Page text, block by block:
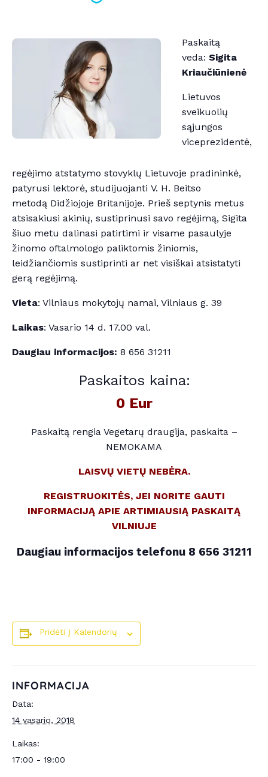
Paskaitą
veda: Sigita
Kriaučiūnienė
Lietuvos
sveikuolių
sąjungos
viceprezidentė,
regėjimo atstatymo stovyklų Lietuvoje pradininkė,
patyrusi lektorė, studijuojanti V. H. Beitso
metodą Didžiojoje Britanijoje. Prieš septynis metus
atsisakiusi akinių, sustiprinusi savo regėjimą, Sigita
šiuo metu dalinasi patirtimi ir visame pasaulyje
žinomo oftalmologo paliktomis žiniomis,
leidžiančiomis sustiprinti ar net visiškai atsistatyti
gerą regėjimą.
Vieta: Vilniaus mokytojų namai, Vilniaus g. 39
Laikas: Vasario 14 d. 17.00 val.
Daugiau informacijos: 8 656 31211
Paskaitos kaina:
0 Eur
Paskaitą rengia Vegetarų draugija, paskaita –
NEMOKAMA
LAISVŲ VIETŲ NEBĖRA.
REGISTRUOKITĖS, JEI NORITE GAUTI
INFORMACIJĄ APIE ARTIMIAUSIĄ PASKAITĄ
VILNIUJE
Daugiau informacijos telefonu 8 656 31211
Pridėti Į Kalendorių
INFORMACIJA
Data:
14 vasario, 2018
Laikas:
17:00 - 19:00